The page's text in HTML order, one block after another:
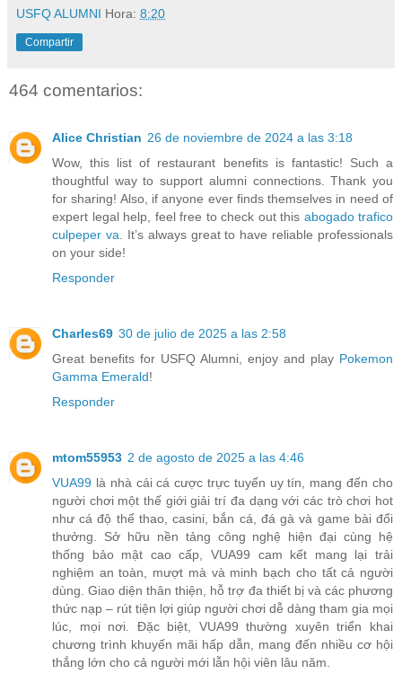
USFQ ALUMNI Hora: 8:20
Compartir
464 comentarios:
Alice Christian 26 de noviembre de 2024 a las 3:18
Wow, this list of restaurant benefits is fantastic! Such a
thoughtful way to support alumni connections. Thank you
for sharing! Also, if anyone ever finds themselves in need of
expert legal help, feel free to check out this abogado trafico
culpeper va . It’s always great to have reliable professionals
on your side!
Responder
Charles69 30 de julio de 2025 a las 2:58
Great benefits for USFQ Alumni, enjoy and play Pokemon
Gamma Emerald!
Responder
mtom55953 2 de agosto de 2025 a las 4:46
VUA99 là nhà cái cá cược trực tuyến uy tín, mang đến cho
người chơi một thế giới giải trí đa dạng với các trò chơi hot
như cá độ thể thao, casini, bắn cá, đá gà và game bài đổi
thưởng. Sở hữu nền tảng công nghệ hiện đại cùng hệ
thống bảo mật cao cấp, VUA99 cam kết mang lại trải
nghiệm an toàn, mượt mà và minh bạch cho tất cả người
dùng. Giao diện thân thiện, hỗ trợ đa thiết bị và các phương
thức nạp – rút tiện lợi giúp người chơi dễ dàng tham gia mọi
lúc, mọi nơi. Đặc biệt, VUA99 thường xuyên triển khai
chương trình khuyến mãi hấp dẫn, mang đến nhiều cơ hội
thắng lớn cho cả người mới lẫn hội viên lâu năm.